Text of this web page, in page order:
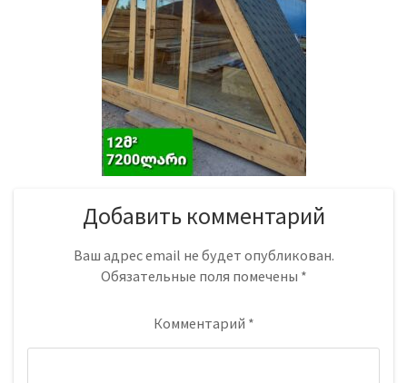
Добавить комментарий
Ваш адрес email не будет опубликован.
Обязательные поля помечены *
Комментарий *